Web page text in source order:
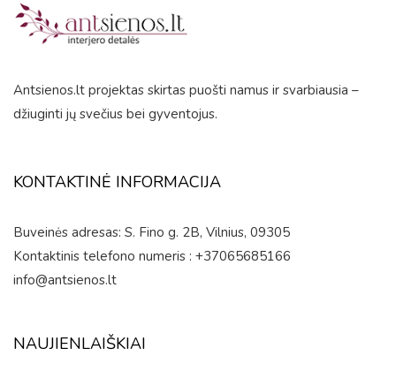
Antsienos.lt projektas skirtas puošti namus ir svarbiausia –
džiuginti jų svečius bei gyventojus.
KONTAKTINĖ INFORMACIJA
Buveinės adresas: S. Fino g. 2B, Vilnius, 09305
Kontaktinis telefono numeris : +37065685166
info@antsienos.lt
NAUJIENLAIŠKIAI